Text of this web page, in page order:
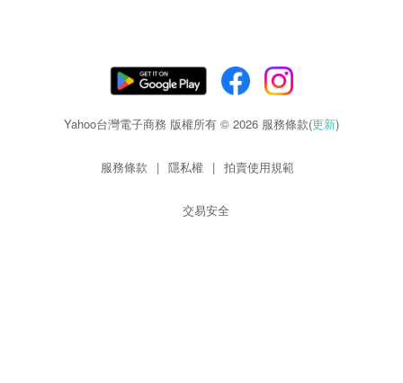
Yahoo台灣電子商務 版權所有 © 2026 服務條款(更新)
服務條款 | 隱私權 | 拍賣使用規範
交易安全